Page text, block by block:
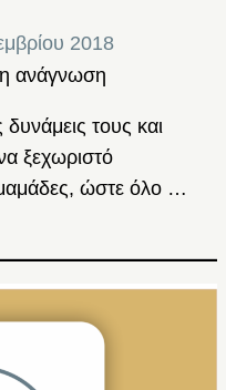
2018
ανάγνωση
τους και
ξεχωριστό
μαμάδες, ώστε όλο …